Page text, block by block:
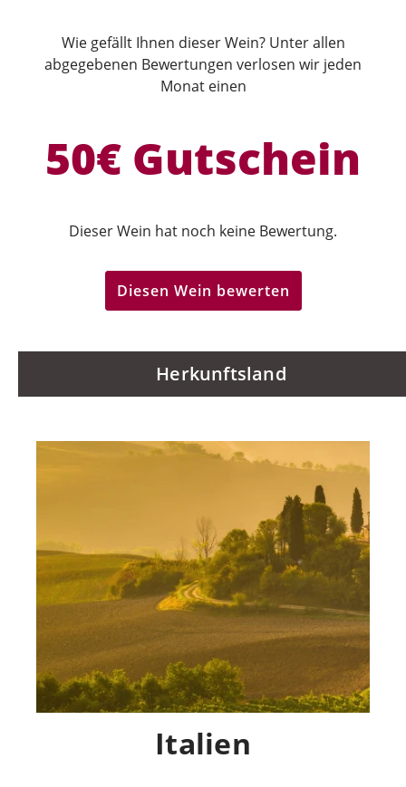
Wie gefällt Ihnen dieser Wein? Unter allen
abgegebenen Bewertungen verlosen wir jeden
Monat einen
50€ Gutschein
Dieser Wein hat noch keine Bewertung.
Diesen Wein bewerten
Herkunftsland
Italien